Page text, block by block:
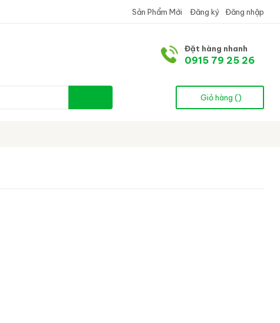
Đăng ký Đăng nhập
Sản Phẩm Mới
Đặt hàng nhanh
0915 79 25 26
Giỏ hàng ()